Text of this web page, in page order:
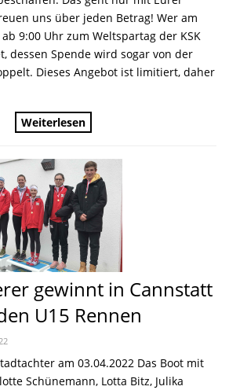
uns über jeden Betrag! Wer am
9:00 Uhr zum Weltspartag der KSK
dessen Spende wird sogar von der
Dieses Angebot ist limitiert, daher
Weiterlesen
gewinnt in Cannstatt
U15 Rennen
am 03.04.2022 Das Boot mit
Schünemann, Lotta Bitz, Julika